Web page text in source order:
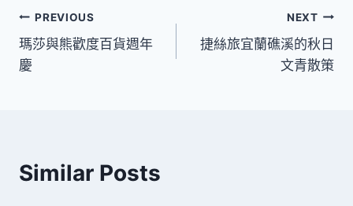
文
章
PREVIOUS
瑪莎與熊歡度百貨週年
慶
NEXT
捷絲旅宜蘭礁溪的秋日
文青散策
Similar Posts